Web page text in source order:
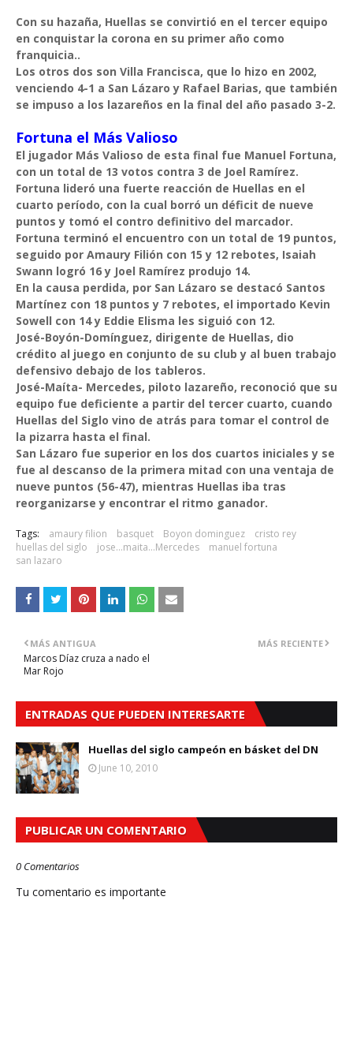
Con su hazaña, Huellas se convirtió en el tercer equipo
en conquistar la corona en su primer año como
franquicia..
Los otros dos son Villa Francisca, que lo hizo en 2002,
venciendo 4-1 a San Lázaro y Rafael Barias, que también
se impuso a los lazareños en la final del año pasado 3-2.
Fortuna el Más Valioso
El jugador Más Valioso de esta final fue Manuel Fortuna,
con un total de 13 votos contra 3 de Joel Ramírez.
Fortuna lideró una fuerte reacción de Huellas en el
cuarto período, con la cual borró un déficit de nueve
puntos y tomó el contro definitivo del marcador.
Fortuna terminó el encuentro con un total de 19 puntos,
seguido por Amaury Filión con 15 y 12 rebotes, Isaiah
Swann logró 16 y Joel Ramírez produjo 14.
En la causa perdida, por San Lázaro se destacó Santos
Martínez con 18 puntos y 7 rebotes, el importado Kevin
Sowell con 14 y Eddie Elisma les siguió con 12.
José-Boyón-Domínguez, dirigente de Huellas, dio
crédito al juego en conjunto de su club y al buen trabajo
defensivo debajo de los tableros.
José-Maíta- Mercedes, piloto lazareño, reconoció que su
equipo fue deficiente a partir del tercer cuarto, cuando
Huellas del Siglo vino de atrás para tomar el control de
la pizarra hasta el final.
San Lázaro fue superior en los dos cuartos iniciales y se
fue al descanso de la primera mitad con una ventaja de
nueve puntos (56-47), mientras Huellas iba tras
reorganizarse y encontrar el ritmo ganador.
Tags: amaury filion basquet Boyon dominguez
cristo rey
huellas del siglo
jose...maita...Mercedes
manuel fortuna
san lazaro
MÁS RECIENTE
MÁS ANTIGUA
Marcos Díaz cruza a nado el
Mar Rojo
ENTRADAS QUE PUEDEN INTERESARTE
Huellas del siglo campeón en básket del DN
June 10, 2010
PUBLICAR UN COMENTARIO
0 Comentarios
Tu comentario es importante